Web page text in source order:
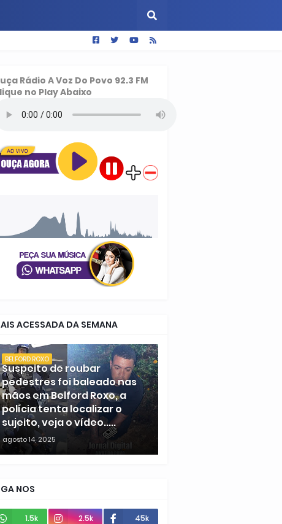
Rádio A Voz Do Povo 92.3 FM
no Play Abaixo
ACESSADA DA SEMANA
BELFORD ROXO
Suspeito de roubar
pedestres foi baleado nas
mãos em Belford Roxo, a
polícia tenta localizar o
sujeito, veja o vídeo.....
agosto 14, 2025
NOS
1.5k 2.5k 45k